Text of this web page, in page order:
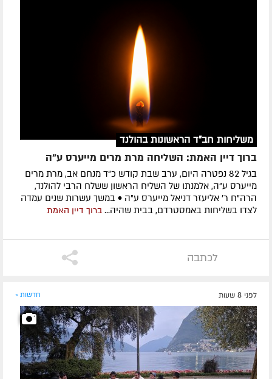
משליחות חב"ד הראשונות בהולנד
ברוך דיין האמת: השליחה מרת מרים מייערס ע"ה
בגיל 82 נפטרה היום, ערב שבת קודש כ"ד מנחם אב, מרת מרים
מייערס ע"ה, אלמנתו של השליח הראשון ששלח הרבי להולנד,
הרה"ח ר' אליעזר דניאל מייערס ע"ה • במשך עשרות שנים עמדה
לצדו בשליחות באמסטרדם, בבית שהיה... ברוך דיין האמת
לכתבה
לפני 8 שעות חדשות »